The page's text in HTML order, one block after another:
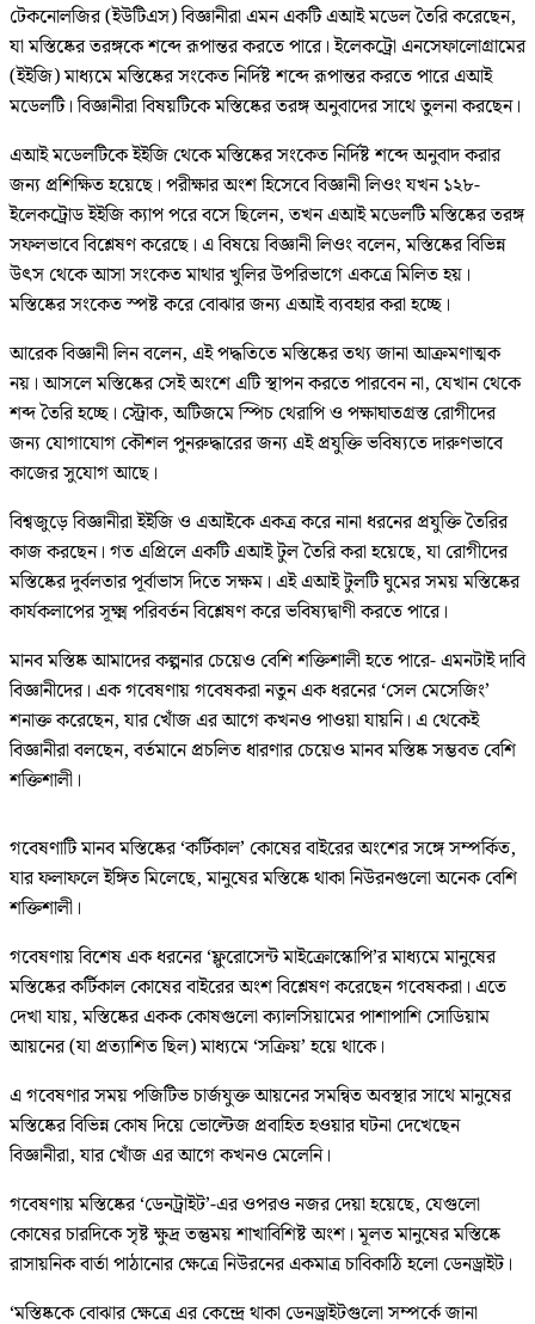
টেকনোলজির (ইউটিএস) বিজ্ঞানীরা এমন একটি এআই মডেল তৈরি করেছেন,
যা মস্তিষ্কের তরঙ্গকে শব্দে রূপান্তর করতে পারে। ইলেকট্রো এনসেফালোগ্রামের
(ইইজি) মাধ্যমে মস্তিষ্কের সংকেত নির্দিষ্ট শব্দে রূপান্তর করতে পারে এআই
মডেলটি। বিজ্ঞানীরা বিষয়টিকে মস্তিষ্কের তরঙ্গ অনুবাদের সাথে তুলনা করছেন।
এআই মডেলটিকে ইইজি থেকে মস্তিষ্কের সংকেত নির্দিষ্ট শব্দে অনুবাদ করার
জন্য প্রশিক্ষিত হয়েছে। পরীক্ষার অংশ হিসেবে বিজ্ঞানী লিওং যখন ১২৮-
ইলেকট্রোড ইইজি ক্যাপ পরে বসে ছিলেন, তখন এআই মডেলটি মস্তিষ্কের তরঙ্গ
সফলভাবে বিশ্লেষণ করেছে। এ বিষয়ে বিজ্ঞানী লিওং বলেন, মস্তিষ্কের বিভিন্ন
উৎস থেকে আসা সংকেত মাথার খুলির উপরিভাগে একত্রে মিলিত হয়।
মস্তিষ্কের সংকেত স্পষ্ট করে বোঝার জন্য এআই ব্যবহার করা হচ্ছে।
আরেক বিজ্ঞানী লিন বলেন, এই পদ্ধতিতে মস্তিষ্কের তথ্য জানা আক্রমণাত্মক
নয়। আসলে মস্তিষ্কের সেই অংশে এটি স্থাপন করতে পারবেন না, যেখান থেকে
শব্দ তৈরি হচ্ছে। স্ট্রোক, অটিজমে স্পিচ থেরাপি ও পক্ষাঘাতগ্রস্ত রোগীদের
জন্য যোগাযোগ কৌশল পুনরুদ্ধারের জন্য এই প্রযুক্তি ভবিষ্যতে দারুণভাবে
কাজের সুযোগ আছে।
বিশ্বজুড়ে বিজ্ঞানীরা ইইজি ও এআইকে একত্র করে নানা ধরনের প্রযুক্তি তৈরির
কাজ করছেন। গত এপ্রিলে একটি এআই টুল তৈরি করা হয়েছে, যা রোগীদের
মস্তিষ্কের দুর্বলতার পূর্বাভাস দিতে সক্ষম। এই এআই টুলটি ঘুমের সময় মস্তিষ্কের
কার্যকলাপের সূক্ষ্ম পরিবর্তন বিশ্লেষণ করে ভবিষ্যদ্বাণী করতে পারে।
মানব মস্তিষ্ক আমাদের কল্পনার চেয়েও বেশি শক্তিশালী হতে পারে- এমনটাই দাবি
বিজ্ঞানীদের। এক গবেষণায় গবেষকরা নতুন এক ধরনের ‘সেল মেসেজিং’
শনাক্ত করেছেন, যার খোঁজ এর আগে কখনও পাওয়া যায়নি। এ থেকেই
বিজ্ঞানীরা বলছেন, বর্তমানে প্রচলিত ধারণার চেয়েও মানব মস্তিষ্ক সম্ভবত বেশি
শক্তিশালী।
গবেষণাটি মানব মস্তিষ্কের ‘কর্টিকাল’ কোষের বাইরের অংশের সঙ্গে সম্পর্কিত,
যার ফলাফলে ইঙ্গিত মিলেছে, মানুষের মস্তিষ্কে থাকা নিউরনগুলো অনেক বেশি
শক্তিশালী।
গবেষণায় বিশেষ এক ধরনের ‘ফ্লুরোসেন্ট মাইক্রোস্কোপি’র মাধ্যমে মানুষের
মস্তিষ্কের কর্টিকাল কোষের বাইরের অংশ বিশ্লেষণ করেছেন গবেষকরা। এতে
দেখা যায়, মস্তিষ্কের একক কোষগুলো ক্যালসিয়ামের পাশাপাশি সোডিয়াম
আয়নের (যা প্রত্যাশিত ছিল) মাধ্যমে ‘সক্রিয়’ হয়ে থাকে।
এ গবেষণার সময় পজিটিভ চার্জযুক্ত আয়নের সমন্বিত অবস্থার সাথে মানুষের
মস্তিষ্কের বিভিন্ন কোষ দিয়ে ভোল্টেজ প্রবাহিত হওয়ার ঘটনা দেখেছেন
বিজ্ঞানীরা, যার খোঁজ এর আগে কখনও মেলেনি।
গবেষণায় মস্তিষ্কের ‘ডেনট্রাইট’-এর ওপরও নজর দেয়া হয়েছে, যেগুলো
কোষের চারদিকে সৃষ্ট ক্ষুদ্র তন্তুময় শাখাবিশিষ্ট অংশ। মূলত মানুষের মস্তিষ্কে
রাসায়নিক বার্তা পাঠানোর ক্ষেত্রে নিউরনের একমাত্র চাবিকাঠি হলো ডেনড্রাইট।
‘মস্তিষ্ককে বোঝার ক্ষেত্রে এর কেন্দ্রে থাকা ডেনড্রাইটগুলো সম্পর্কে জানা